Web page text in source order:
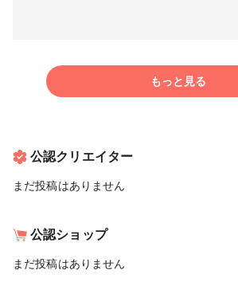
もっと見る
公認クリエイター
まだ投稿はありません
公認ショップ
まだ投稿はありません